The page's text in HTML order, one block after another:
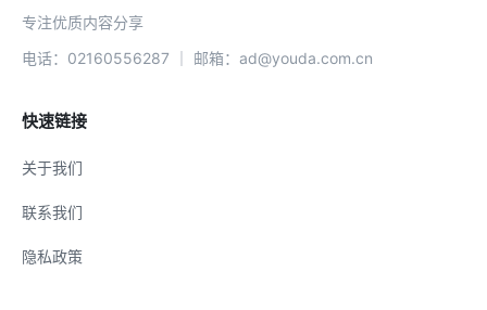
专注优质内容分享
电话：02160556287 ｜ 邮箱：ad@youda.com.cn
快速链接
关于我们
联系我们
隐私政策